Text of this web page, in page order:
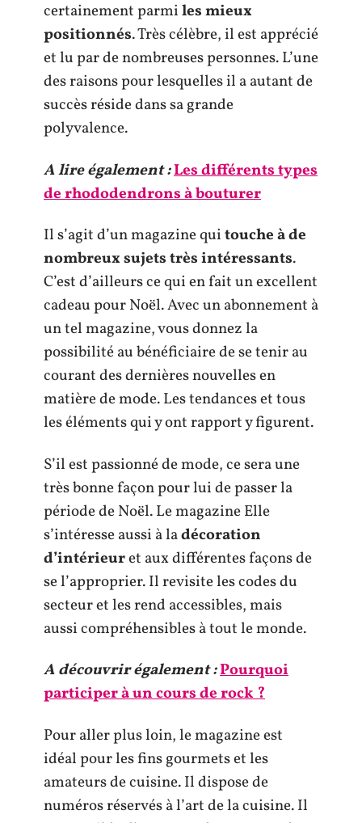
certainement parmiles mieux
positionnés. Très célèbre, il est apprécié
et lu par de nombreuses personnes. L’une
des raisons pour lesquelles il a autant de
succès réside dans sa grande
polyvalence.
A lire également :Les différents types
de rhododendrons à bouturer
Il s’agit d’un magazine quitouche à de
nombreux sujets très intéressants.
C’est d’ailleurs ce qui en fait un excellent
cadeau pour Noël. Avec un abonnement à
un tel magazine, vous donnez la
possibilité au bénéficiaire de se tenir au
courant des dernières nouvelles en
matière de mode. Les tendances et tous
les éléments qui y ont rapport y figurent.
S’il est passionné de mode, ce sera une
très bonne façon pour lui de passer la
période de Noël. Le magazine Elle
s’intéresse aussi à ladécoration
d’intérieuret aux différentes façons de
se l’approprier. Il revisite les codes du
secteur et les rend accessibles, mais
aussi compréhensibles à tout le monde.
A découvrir également :Pourquoi
participer à un cours de rock ?
Pour aller plus loin, le magazine est
idéal pour les fins gourmets et les
amateurs de cuisine. Il dispose de
numéros réservés à l’art de la cuisine. Il